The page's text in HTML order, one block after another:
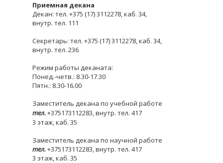
Приемная декана
Декан: тел. +375 (17) 3112278, каб. 34,
внутр. тел. 111
Секретарь: тел. +375 (17) 3112278, каб. 34,
внутр. тел. 236
Режим работы деканата:
Понед.-четв.: 8.30-17.30
Пятн.: 8.30-16.00
Заместитель декана по учебной работе
тел.+375173112283, внутр. тел. 417
3 этаж, каб. 35
Заместитель декана по научной работе
тел.+375173112283, внутр. тел. 417
3 этаж, каб. 35